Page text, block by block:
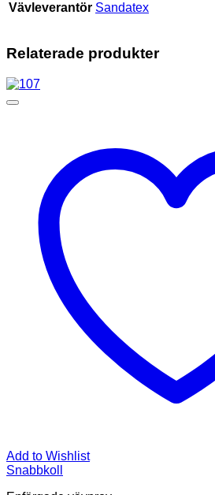
Vävleverantör Sandatex
Relaterade produkter
Add to Wishlist
Snabbkoll